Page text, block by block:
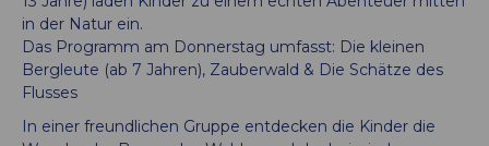
in der Natur ein.
Das Programm am Donnerstag umfasst: Die kleinen
Bergleute (ab 7 Jahren), Zauberwald & Die Schätze des
Flusses
In einer freundlichen Gruppe entdecken die Kinder die